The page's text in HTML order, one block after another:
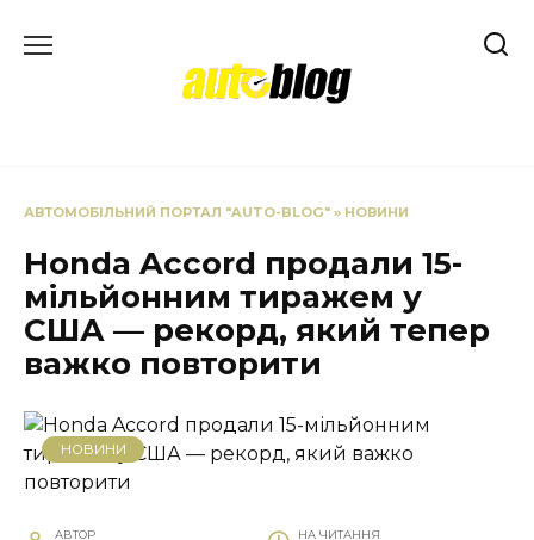
до
АВТОМОБІЛЬНИЙ ПОРТАЛ "AUTO-BLOG" » НОВИНИ
Honda Accord продали 15-
мільйонним тиражем у
США — рекорд, який тепер
важко повторити
НОВИНИ
АВТОР НА ЧИТАННЯ